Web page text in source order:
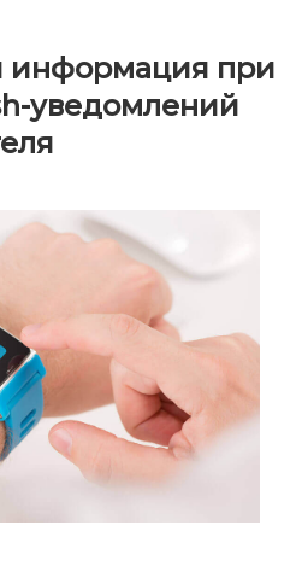
информация при
уведомлений